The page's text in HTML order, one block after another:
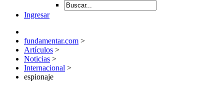
Ingresar
fundamentar.com >
Artículos >
Noticias >
Internacional >
espionaje